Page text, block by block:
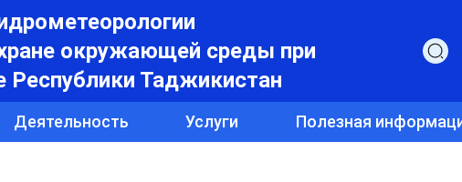
окружающей среды при
Республики Таджикистан
Деятельность Услуги Полезная